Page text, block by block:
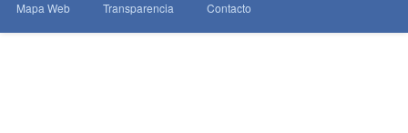
Mapa Web Transparencia Contacto